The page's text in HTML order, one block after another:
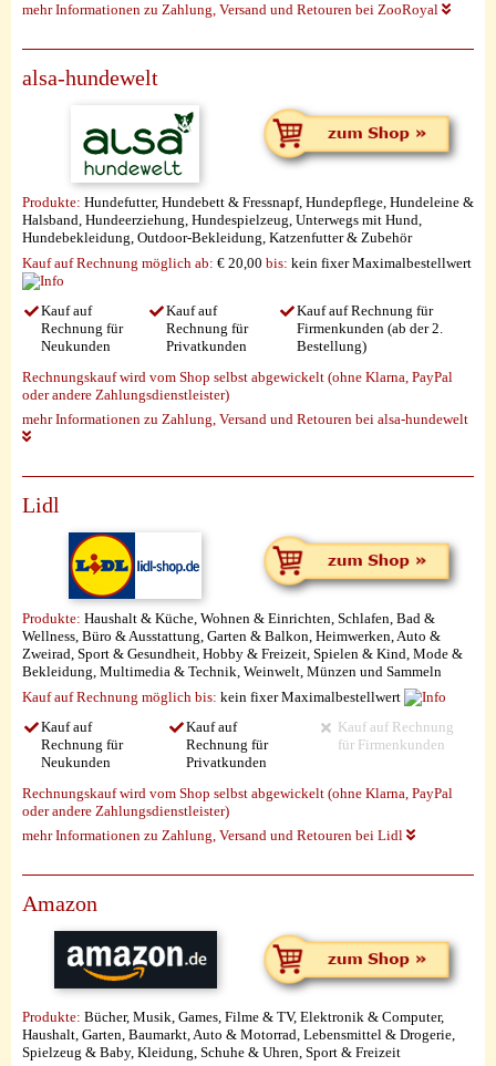
mehr Informationen zu Zahlung, Versand und Retouren bei ZooRoyal
alsa-hundewelt
Produkte: Hundefutter, Hundebett & Fressnapf, Hundepflege, Hundeleine &
Halsband, Hundeerziehung, Hundespielzeug, Unterwegs mit Hund,
Hundebekleidung, Outdoor-Bekleidung, Katzenfutter & Zubehör
Kauf auf Rechnung möglich ab: € 20,00 bis: kein fixer Maximalbestellwert
Kauf auf
Rechnung für
Neukunden
Kauf auf
Rechnung für
Privatkunden
Kauf auf Rechnung für
Firmenkunden (ab der 2.
Bestellung)
Rechnungskauf wird vom Shop selbst abgewickelt (ohne Klarna, PayPal
oder andere Zahlungsdienstleister)
mehr Informationen zu Zahlung, Versand und Retouren bei alsa-hundewelt
Lidl
Produkte: Haushalt & Küche, Wohnen & Einrichten, Schlafen, Bad &
Wellness, Büro & Ausstattung, Garten & Balkon, Heimwerken, Auto &
Zweirad, Sport & Gesundheit, Hobby & Freizeit, Spielen & Kind, Mode &
Bekleidung, Multimedia & Technik, Weinwelt, Münzen und Sammeln
Kauf auf Rechnung möglich bis: kein fixer Maximalbestellwert
Kauf auf
Rechnung für
Neukunden
Kauf auf
Rechnung für
Privatkunden
Kauf auf Rechnung
für Firmenkunden
Rechnungskauf wird vom Shop selbst abgewickelt (ohne Klarna, PayPal
oder andere Zahlungsdienstleister)
mehr Informationen zu Zahlung, Versand und Retouren bei Lidl
Amazon
Produkte: Bücher, Musik, Games, Filme & TV, Elektronik & Computer,
Haushalt, Garten, Baumarkt, Auto & Motorrad, Lebensmittel & Drogerie,
Spielzeug & Baby, Kleidung, Schuhe & Uhren, Sport & Freizeit